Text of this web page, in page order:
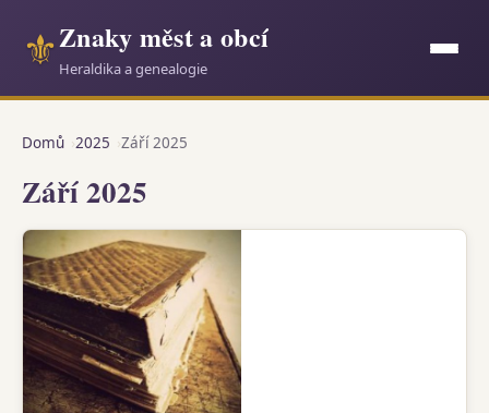
⚜Znaky měst a obcí
Heraldika a genealogie
Domů 2025 Září 2025
Září 2025